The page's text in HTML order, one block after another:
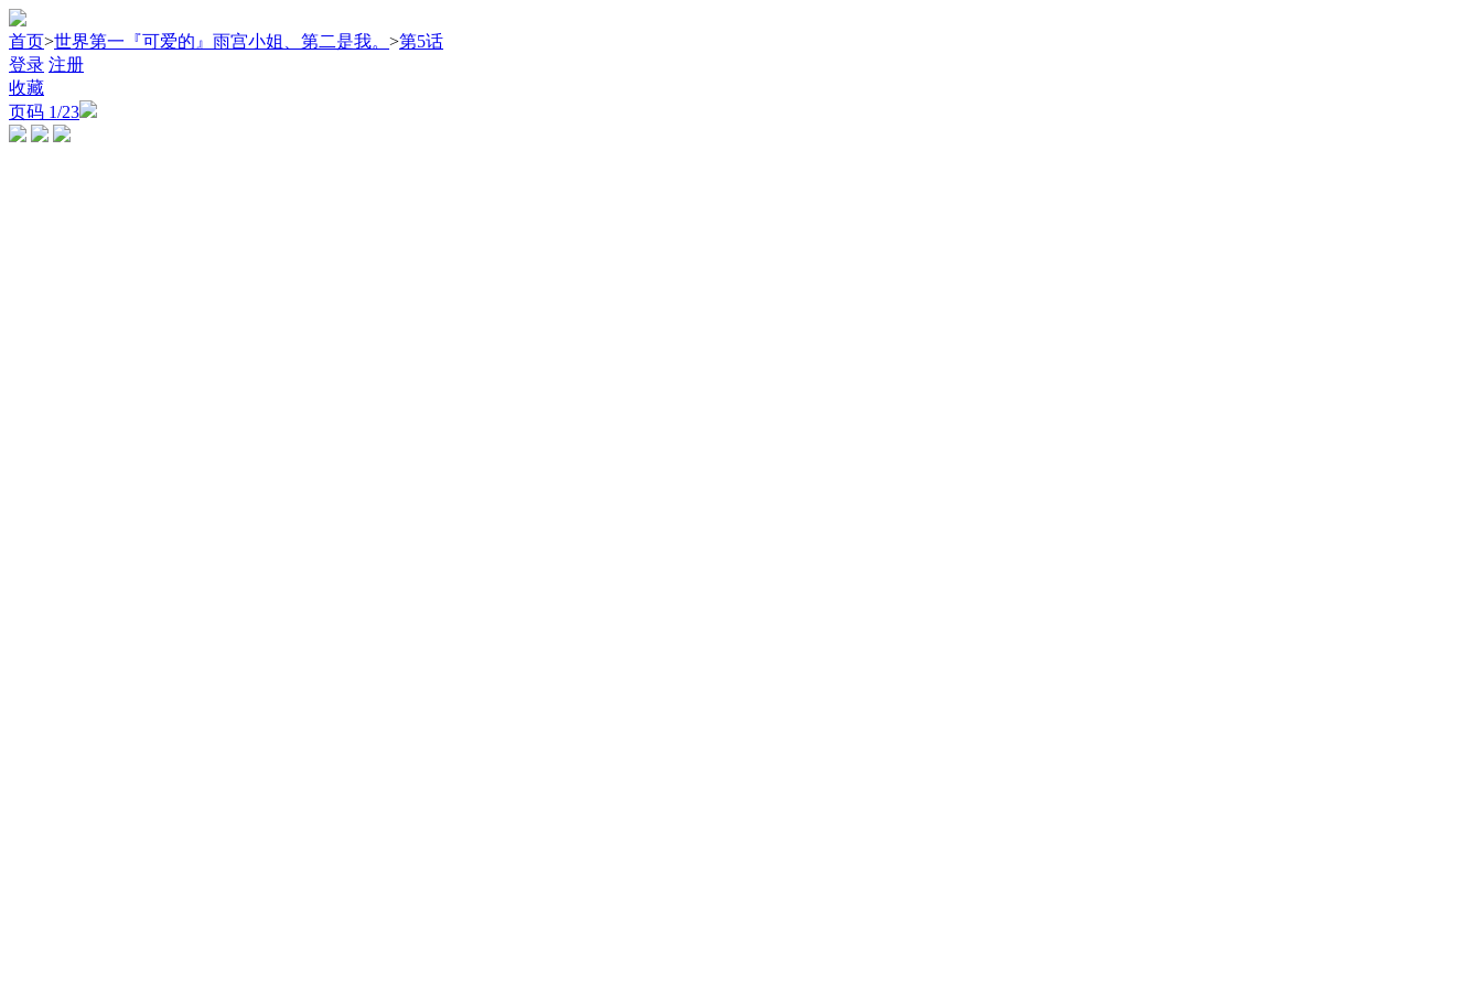
首页>世界第一『可爱的』雨宫小姐、第二是我。 >第5话
登录 注册
收藏
页码 1/23